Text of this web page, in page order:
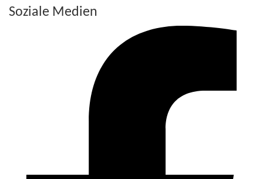
Soziale Medien